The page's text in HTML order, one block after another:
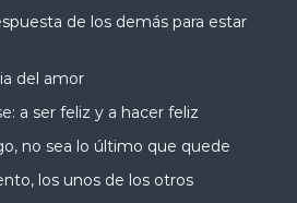
de los demás para estar
del amor
a ser feliz y a hacer feliz
no sea lo último que quede
los unos de los otros